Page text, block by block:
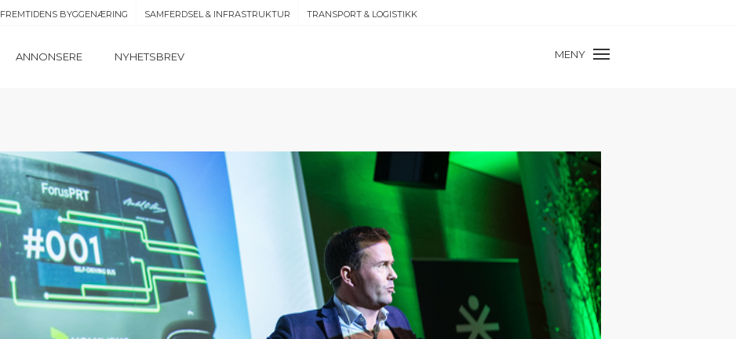
FREMTIDENS BYGGENÆRING SAMFERDSEL & INFRASTRUKTUR TRANSPORT & LOGISTIKK
ANNONSERE NYHETSBREV MENY